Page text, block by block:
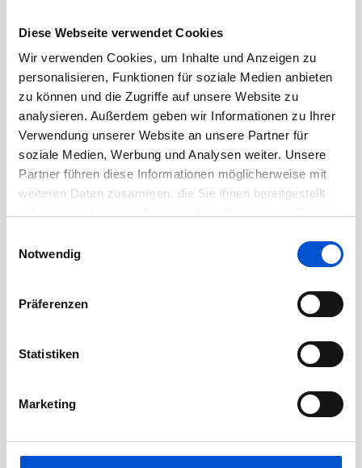
Diese Webseite verwendet Cookies
Wir verwenden Cookies, um Inhalte und Anzeigen zu
personalisieren, Funktionen für soziale Medien anbieten
zu können und die Zugriffe auf unsere Website zu
analysieren. Außerdem geben wir Informationen zu Ihrer
Verwendung unserer Website an unsere Partner für
soziale Medien, Werbung und Analysen weiter. Unsere
Partner führen diese Informationen möglicherweise mit
weiteren Daten zusammen, die Sie ihnen bereitgestellt
Notwendig
Präferenzen
Statistiken
Marketing
Oktober 2020
September 2020
August 2020
Juni 2020
Mai 2020
April 2020
Juli 2019